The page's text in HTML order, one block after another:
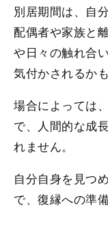
別居期間は、自
配偶者や家族と
や日々の触れ合
気付かされるか
場合によっては
で、人間的な成
れません。
自分自身を見つ
で、復縁への準